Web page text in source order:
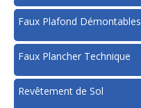
Faux Plafond Démontables
Faux Plancher Technique
Revêtement de Sol